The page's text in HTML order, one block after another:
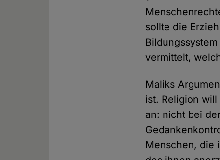
sollte die
vermittelt,
Maliks
ist. Religion
an: nicht bei
Menschen, die